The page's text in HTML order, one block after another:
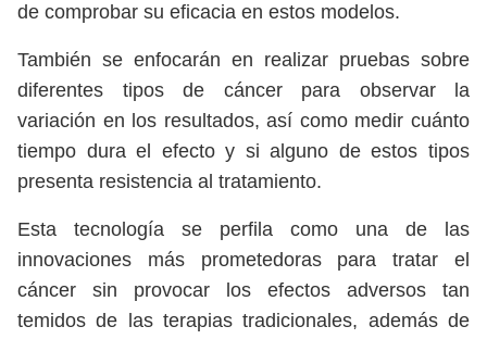
de comprobar su eficacia en estos modelos.
También se enfocarán en realizar pruebas sobre
diferentes tipos de cáncer para observar la
variación en los resultados, así como medir cuánto
tiempo dura el efecto y si alguno de estos tipos
presenta resistencia al tratamiento.
Esta tecnología se perfila como una de las
innovaciones más prometedoras para tratar el
cáncer sin provocar los efectos adversos tan
temidos de las terapias tradicionales, además de